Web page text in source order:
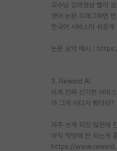
교수님 강의영상 빨리
영어 논문 드래그하면
한국어 서비스라 쉬운게
논문 요약 예시 :
3. Rewind AI
이게 진짜 신기한 서비
아 그거 어디서 봤더라?
자주 쓰게 되진 않은데
아직 맥밖에 안 되는게
https://